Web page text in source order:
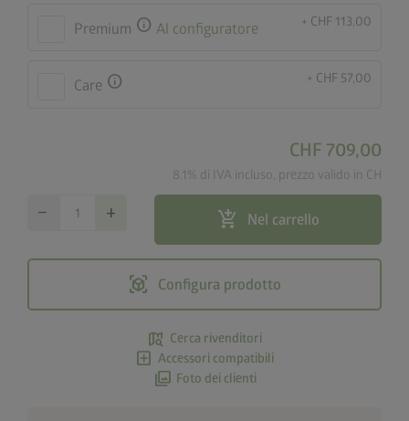
Premium info Al configuratore + CHF 113,00
Care info + CHF 57,00
CHF 709,00
8.1% di IVA incluso, prezzo valido in CH
remove add add_shopping_cart Nel carrello
view_in_ar Configura prodotto
map_search Cerca rivenditori
add_box Accessori compatibili
photo_library Foto dei clienti